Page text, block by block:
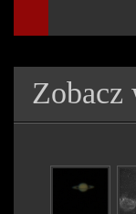
Zobacz